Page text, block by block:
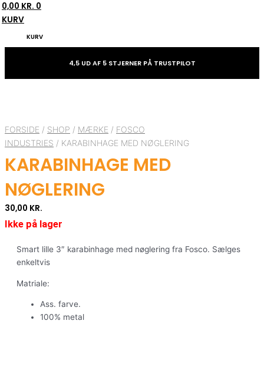
0,00 KR. 0
KURV
KURV
4,5 UD AF 5 STJERNER PÅ TRUSTPILOT
FORSIDE / SHOP / MÆRKE / FOSCO
INDUSTRIES / KARABINHAGE MED NØGLERING
KARABINHAGE MED
NØGLERING
30,00 KR.
Ikke på lager
Smart lille 3″ karabinhage med nøglering fra Fosco. Sælges
enkeltvis
Matriale:
Ass. farve.
100% metal